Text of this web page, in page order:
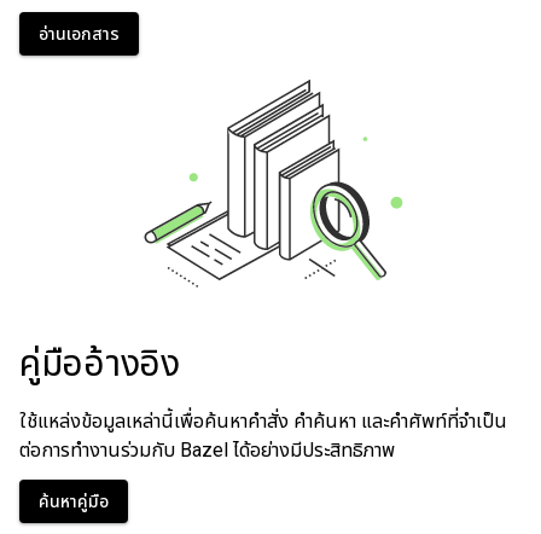
อ่านเอกสาร
คู่มืออ้างอิง
ใช้แหล่งข้อมูลเหล่านี้เพื่อค้นหาคําสั่ง คําค้นหา และคําศัพท์ที่จําเป็น
ต่อการทํางานร่วมกับ Bazel ได้อย่างมีประสิทธิภาพ
ค้นหาคู่มือ